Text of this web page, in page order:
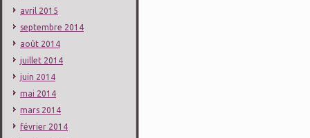
avril 2015
septembre 2014
août 2014
juillet 2014
juin 2014
mai 2014
mars 2014
février 2014